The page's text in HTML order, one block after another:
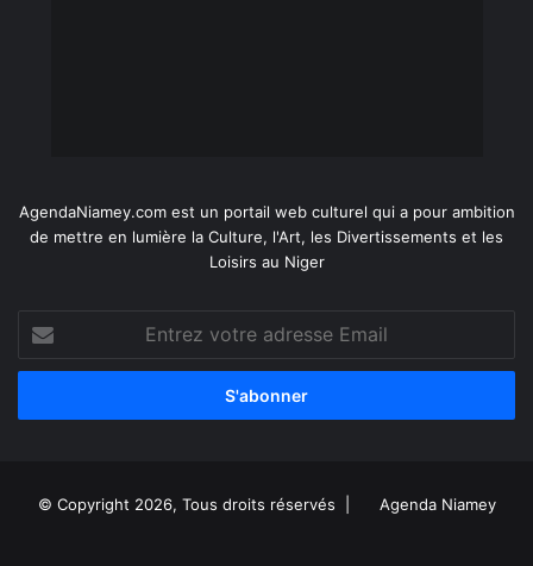
AgendaNiamey.com est un portail web culturel qui a pour ambition
de mettre en lumière la Culture, l'Art, les Divertissements et les
Loisirs au Niger
votre
adresse
© Copyright 2026, Tous droits réservés | Agenda Niamey